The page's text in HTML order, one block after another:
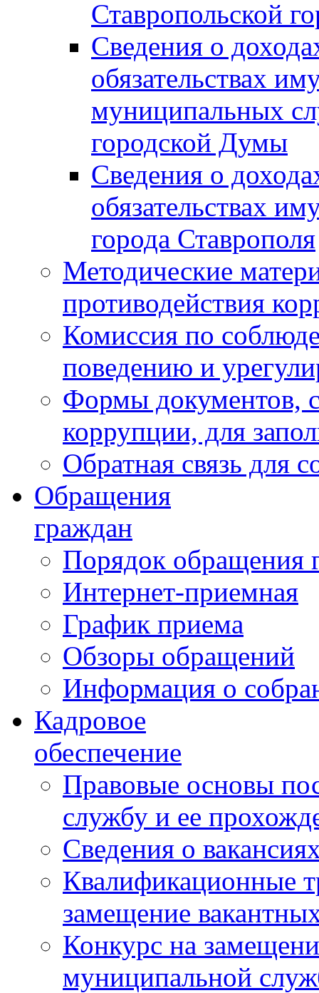
Ставропольской
Сведения о
обязательствах
муниципальных
городской Думы
Сведения о
обязательствах
города Ставрополя
Методические
противодействия
Комиссия по
поведению и
Формы документов,
коррупции, для
Обратная связь для
Обращения
граждан
Порядок обращения
Интернет-приемная
График приема
Обзоры обращений
Информация о
Кадровое
обеспечение
Правовые основы
службу и ее
Сведения о
Квалификационные
замещение
Конкурс на
муниципальной